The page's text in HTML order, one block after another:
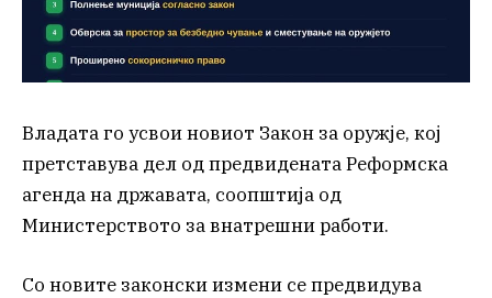
Владата го усвои новиот Закон за оружје, кој
претставува дел од предвидената Реформска
агенда на државата, соопштија од
Министерството за внатрешни работи.
Со новите законски измени се предвидува